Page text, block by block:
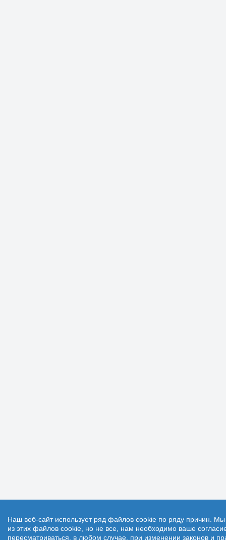
Наш веб-сайт использует ряд файлов cookie по ряду причин.
из этих файлов cookie, но не все, нам необходимо ваше
пересматриваться, в любом случае, при изменении законов и